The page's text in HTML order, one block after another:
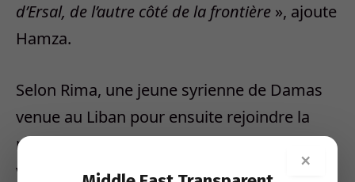
d’Ersal, de l’autre côté de la frontière », ajoute
Hamza.
Selon Rima, une jeune syrienne de Damas
venue au Liban pour ensuite rejoindre la
rébellion à
ville a été entachée de« trahisons dans les
×